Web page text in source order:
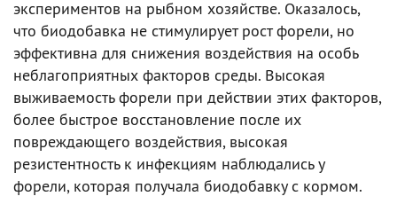
экспериментов на рыбном хозяйстве. Оказалось,
что биодобавка не стимулирует рост форели, но
эффективна для снижения воздействия на особь
неблагоприятных факторов среды. Высокая
выживаемость форели при действии этих факторов,
более быстрое восстановление после их
повреждающего воздействия, высокая
резистентность к инфекциям наблюдались у
форели, которая получала биодобавку с кормом.